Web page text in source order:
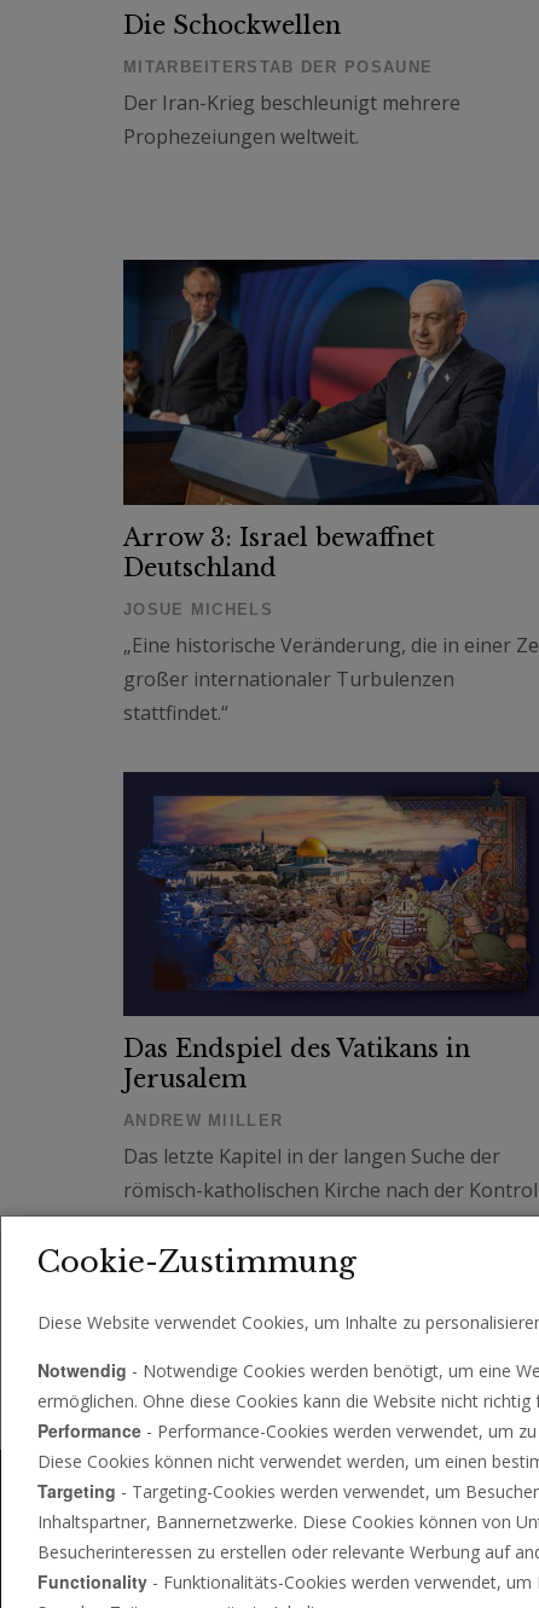
Die Schockwellen
MITARBEITERSTAB DER POSAUNE
Der Iran-Krieg beschleunigt mehrere
Prophezeiungen weltweit.
Arrow 3: Israel bewaffnet
Deutschland
JOSUE MICHELS
„Eine historische Veränderung, die in einer
großer internationaler Turbulenzen
stattfindet.“
Das Endspiel des Vatikans in
Jerusalem
ANDREW MIILLER
Das letzte Kapitel in der langen Suche der
römisch-katholischen Kirche nach der
über das Heilige Land wird sich schnell
entfalten.
« 1 2 3 4 5 6 7 8 9
Artikel 331 - 347von insgesamt347
Cookie-Zustimmung
Diese Website verwendet Cookies, um Inhalte zu
Notwendig - Notwendige Cookies werden benötigt, um eine
ermöglichen. Ohne diese Cookies kann die Website nicht
Performance - Performance-Cookies werden verwendet, um
Diese Cookies können nicht verwendet werden, um einen
Targeting - Targeting-Cookies werden verwendet, um
Inhaltspartner, Bannernetzwerke. Diese Cookies können von
Besucherinteressen zu erstellen oder relevante Werbung auf
Functionality - Funktionalitäts-Cookies werden verwendet,